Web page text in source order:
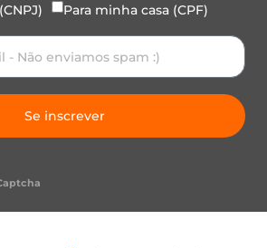
Para minha casa (CPF)
Se inscrever